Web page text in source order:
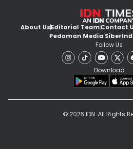
About UsEditorial TeamContact
Pedoman Media Siber
Follow Us
Download
© 2026 IDN. All Rights